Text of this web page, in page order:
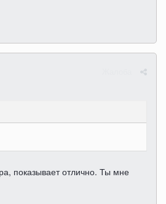
показывает отлично. Ты мне